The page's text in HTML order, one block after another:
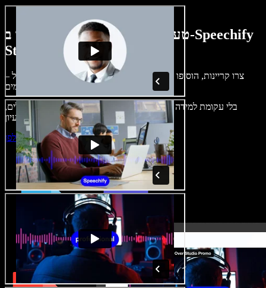
טעימה קטנה ממה שתוכלו ליצור ב-Speechify
Studio.
צרו קריינות, הוסיפו תמונות ללא זכויות, אודיו, סרטונים ושיבוט קול –
בלי עקומת למידה – הכול זמין בדפדפן. יוצרי תוכן כבר לא מוגבלים,
התחילו ליצור באולפן